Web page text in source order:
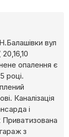
вул
опалення є
році.
Каналізація
і
з